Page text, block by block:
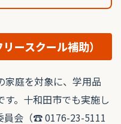
ースクール補助）
家庭を対象に、学用品
。十和田市でも実施し
員会（☎ 0176-23-5111